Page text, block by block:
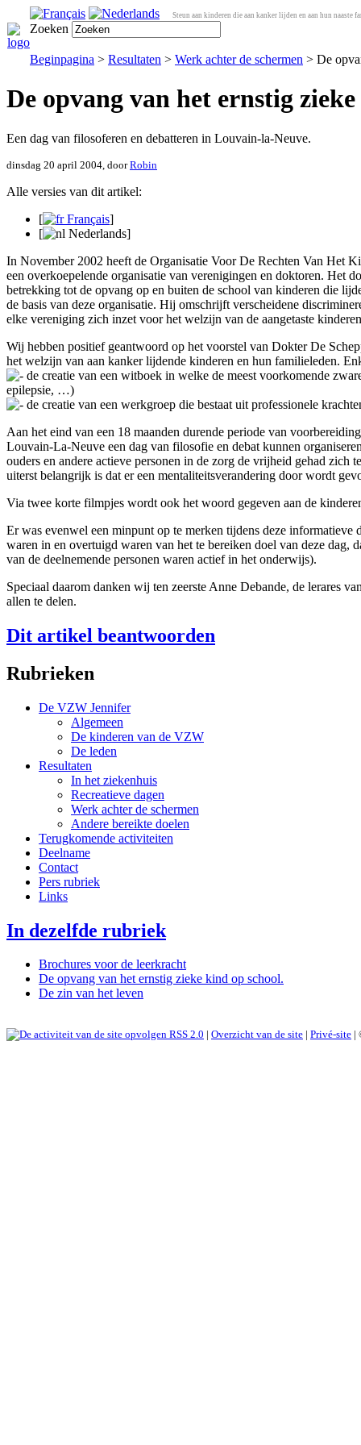
Steun aan kinderen die aan kanker lijden en aan hun naaste
Zoeken
Beginpagina > Resultaten > Werk achter de schermen > De
De opvang van het ernstig
Een dag van filosoferen en debatteren in Louvain-la-Neuve.
dinsdag 20 april 2004, doorRobin
Alle versies van dit artikel:
[
Français]
[
Nederlands]
In November 2002 heeft de Organisatie Voor De Rechten Van Het
een overkoepelende organisatie van verenigingen en doktoren. Het
betrekking tot de opvang op en buiten de school van kinderen die
de basis van deze organisatie. Hij omschrijft verscheidene
elke vereniging zich inzet voor het welzijn van de aangetaste
Wij hebben positief geantwoord op het voorstel van Dokter De
het welzijn van aan kanker lijdende kinderen en hun familieleden.
de creatie van een witboek in welke de meest voorkomende
epilepsie, …)
de creatie van een werkgroep die bestaat uit professionele
Aan het eind van een 18 maanden durende periode van
Louvain-La-Neuve een dag van filosofie en debat kunnen
ouders en andere actieve personen in de zorg de vrijheid gehad
uiterst belangrijk is dat er een mentaliteitsverandering door wordt
Via twee korte filmpjes wordt ook het woord gegeven aan de
Er was evenwel een minpunt op te merken tijdens deze informatieve
waren in en overtuigd waren van het te bereiken doel van deze dag,
van de deelnemende personen waren actief in het onderwijs).
Speciaal daarom danken wij ten zeerste Anne Debande, de lerares
allen te delen.
Dit artikel beantwoorden
Rubrieken
De VZW Jennifer
Algemeen
De kinderen van de VZW
De leden
Resultaten
In het ziekenhuis
Recreatieve dagen
Werk achter de schermen
Andere bereikte doelen
Terugkomende activiteiten
Deelname
Contact
Pers rubriek
Links
In dezelfde rubriek
Brochures voor de leerkracht
De opvang van het ernstig zieke kind op school.
De zin van het leven
RSS 2.0 | Overzicht van de site | Privé-site |